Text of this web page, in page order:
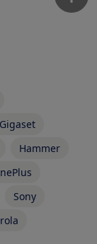
Gigaset
Hammer
Sony